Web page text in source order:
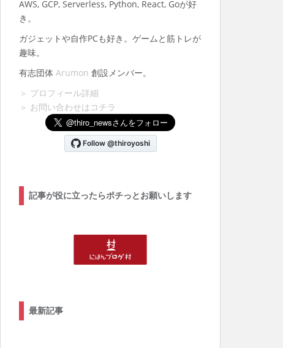
AWS, GCP, Serverless, Python, React, Goが好
き。
ガジェットや自作PCも好き。ゲームと筋トレが
趣味。
有志団体 Arumon 創設メンバー。
＞ プロフィール詳細
＞ お問い合わせはコチラ
記事が役に立ったらポチっとお願いします
最新記事